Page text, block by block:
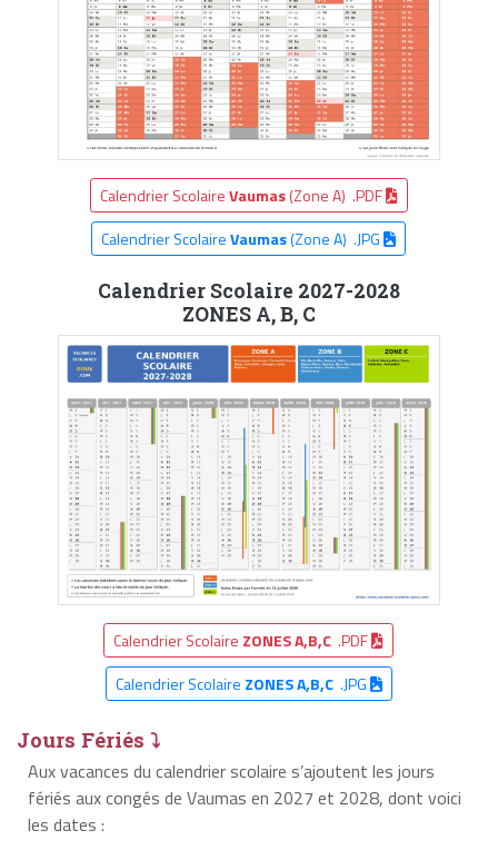
Calendrier ScolaireVaumas(Zone A) .PDF
Calendrier ScolaireVaumas(Zone A) .JPG
Calendrier Scolaire 2027-2028
ZONES A, B, C
Calendrier Scolaire ZONES A,B,C .PDF
Calendrier Scolaire ZONES A,B,C.JPG
Jours Fériés ⤵
Aux vacances du calendrier scolaire s’ajoutent les jours
fériés aux congés de Vaumas en 2027 et 2028, dont voici
les dates :